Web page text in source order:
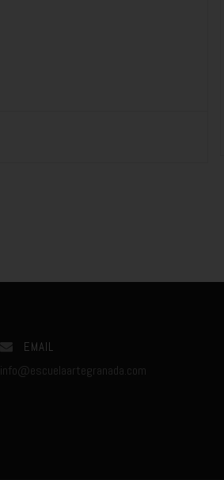
EMAIL
info@escuelaartegranada.com